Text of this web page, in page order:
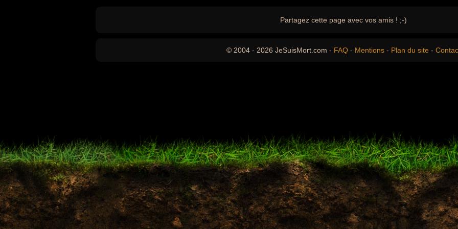
Partagez cette page avec vos amis ! ;-)
© 2004 - 2026 JeSuisMort.com - FAQ - Mentions - Plan du site -